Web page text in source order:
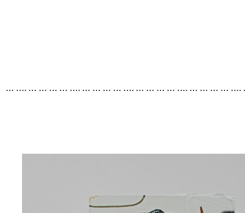
… …. … … … … …. … … … … …. … … … … …. … … … …